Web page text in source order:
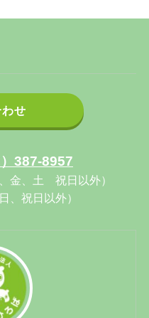
せ
）387-8957
金、土 祝日以外）
、祝日以外）